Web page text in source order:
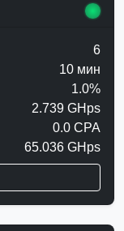
6
10 мин
1.0%
2.739 GHps
0.0 CPA
65.036 GHps